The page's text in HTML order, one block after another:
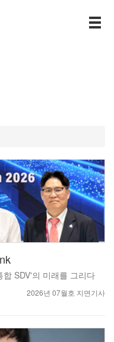
SDV'의 미래를 그리다
2026년 07월호 지면기사